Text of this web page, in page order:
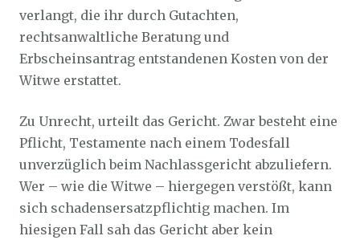
verlangt, die ihr durch Gutachten,
rechtsanwaltliche Beratung und
Erbscheinsantrag entstandenen Kosten von der
Witwe erstattet.
Zu Unrecht, urteilt das Gericht. Zwar besteht eine
Pflicht, Testamente nach einem Todesfall
unverzüglich beim Nachlassgericht abzuliefern.
Wer – wie die Witwe – hiergegen verstößt, kann
sich schadensersatzpflichtig machen. Im
hiesigen Fall sah das Gericht aber kein